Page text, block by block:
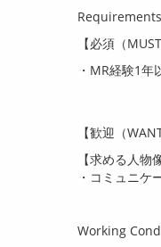
【必須（MUST
・ MR経験1年
【歓迎（
【求める人物
・コミュニケ
Working